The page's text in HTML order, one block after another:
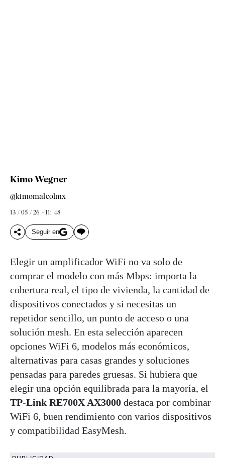
Kimo Wegner
@kimomalcolmx
13 / 05 / 26 - 11: 48
Seguir en
Elegir un amplificador WiFi no va solo de
comprar el modelo con más Mbps: importa la
cobertura real, el tipo de vivienda, la cantidad de
dispositivos conectados y si necesitas un
repetidor sencillo, un punto de acceso o una
solución mesh. En esta selección aparecen
opciones WiFi 6, modelos más económicos,
alternativas para casas grandes y soluciones
pensadas para paredes gruesas. Si hubiera que
elegir una opción equilibrada para la mayoría, el
TP-Link RE700X AX3000 destaca por combinar
WiFi 6, buen rendimiento con varios dispositivos
y compatibilidad EasyMesh.